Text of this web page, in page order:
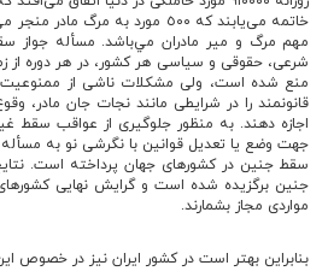
خاتمه می‌یابند که ٥٠٠ مورد
مهم مرگ و مير مادران مي‌باشد. مسأله جواز
شرعی، حقوقی و سیاسی هر کشور، در هر دوره از
منع شده است، ولی مشکلات ناشی از ممنوعیت
قانونمند را در شرایطی مانند نجات جان مادر،
اجازه دهند. به منظور جلوگیری از عواقب سقط
جهت وضع یا تعدیل قوانین با نگرشی نو به
سقط جنین در کشورهای جهان پرداخته است.
جنین برگزیده شده است و گرایش نهایی
مواردی مجاز بشمارند.
بنابراین بهتر است در کشور ایران نیز در خصوص